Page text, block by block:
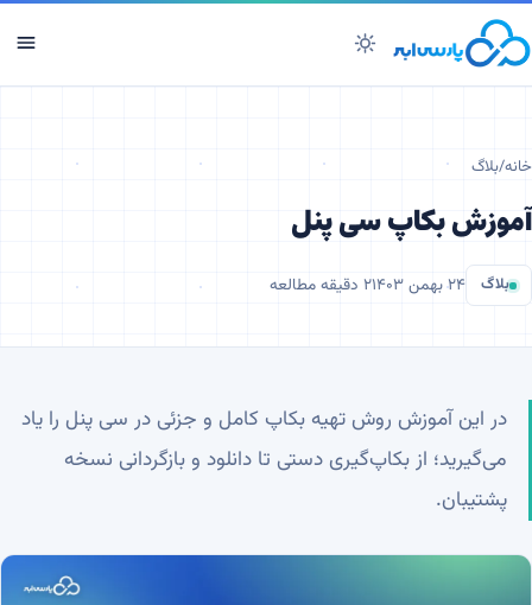
خانه/بلاگ
آموزش بکاپ سی پنل
بلاگ ۲۴ بهمن ۱۴۰۳ ۲دقیقه مطالعه
در این آموزش روش تهیه بکاپ کامل و جزئی در سی پنل را یاد
می‌گیرید؛ از بکاپ‌گیری دستی تا دانلود و بازگردانی نسخه
پشتیبان.